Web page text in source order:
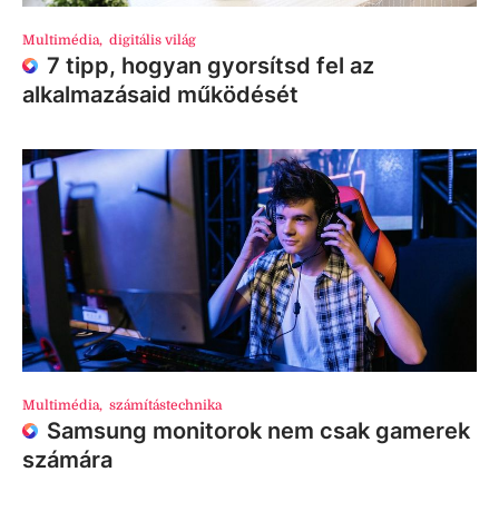
Multimédia, digitális világ
7 tipp, hogyan gyorsítsd fel az
alkalmazásaid működését
Multimédia, számítástechnika
Samsung monitorok nem csak gamerek
számára